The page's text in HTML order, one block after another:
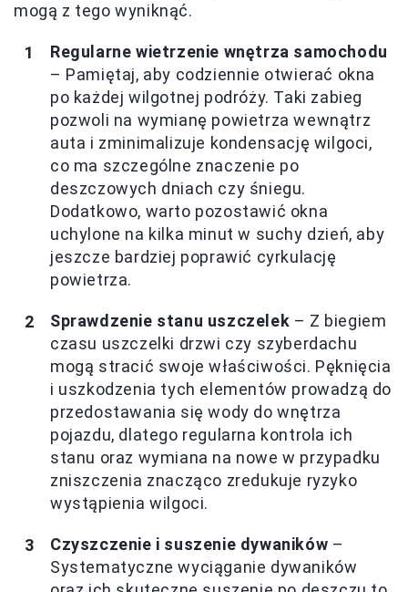
mogą z tego wyniknąć.
Regularne wietrzenie wnętrza samochodu
– Pamiętaj, aby codziennie otwierać okna
po każdej wilgotnej podróży. Taki zabieg
pozwoli na wymianę powietrza wewnątrz
auta i zminimalizuje kondensację wilgoci,
co ma szczególne znaczenie po
deszczowych dniach czy śniegu.
Dodatkowo, warto pozostawić okna
uchylone na kilka minut w suchy dzień, aby
jeszcze bardziej poprawić cyrkulację
powietrza.
Sprawdzenie stanu uszczelek – Z biegiem
czasu uszczelki drzwi czy szyberdachu
mogą stracić swoje właściwości. Pęknięcia
i uszkodzenia tych elementów prowadzą do
przedostawania się wody do wnętrza
pojazdu, dlatego regularna kontrola ich
stanu oraz wymiana na nowe w przypadku
zniszczenia znacząco zredukuje ryzyko
wystąpienia wilgoci.
Czyszczenie i suszenie dywaników –
Systematyczne wyciąganie dywaników